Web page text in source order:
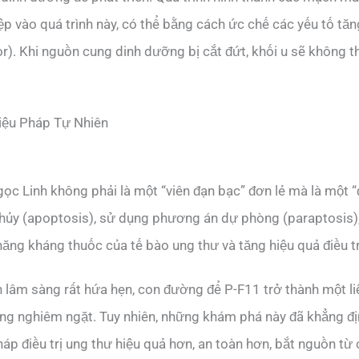
vào quá trình này, có thể bằng cách ức chế các yếu tố
Khi nguồn cung dinh dưỡng bị cắt đứt, khối u sẽ không
Pháp Tự Nhiên
Linh không phải là một “viên đạn bạc” đơn lẻ mà là một
(apoptosis), sử dụng phương án dự phòng
kháng thuốc của tế bào ung thư và tăng hiệu quả điều
sàng rất hứa hẹn, con đường để P-F11 trở thành một
nghiêm ngặt. Tuy nhiên, những khám phá này đã khẳng
điều trị ung thư hiệu quả hơn, an toàn hơn, bắt nguồn